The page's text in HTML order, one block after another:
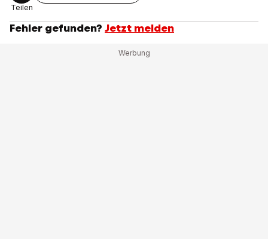
Teilen
Fehler gefunden? Jetzt melden